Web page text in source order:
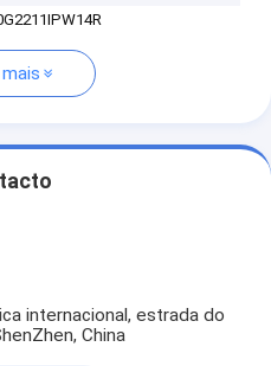
internacional, estrada do
China